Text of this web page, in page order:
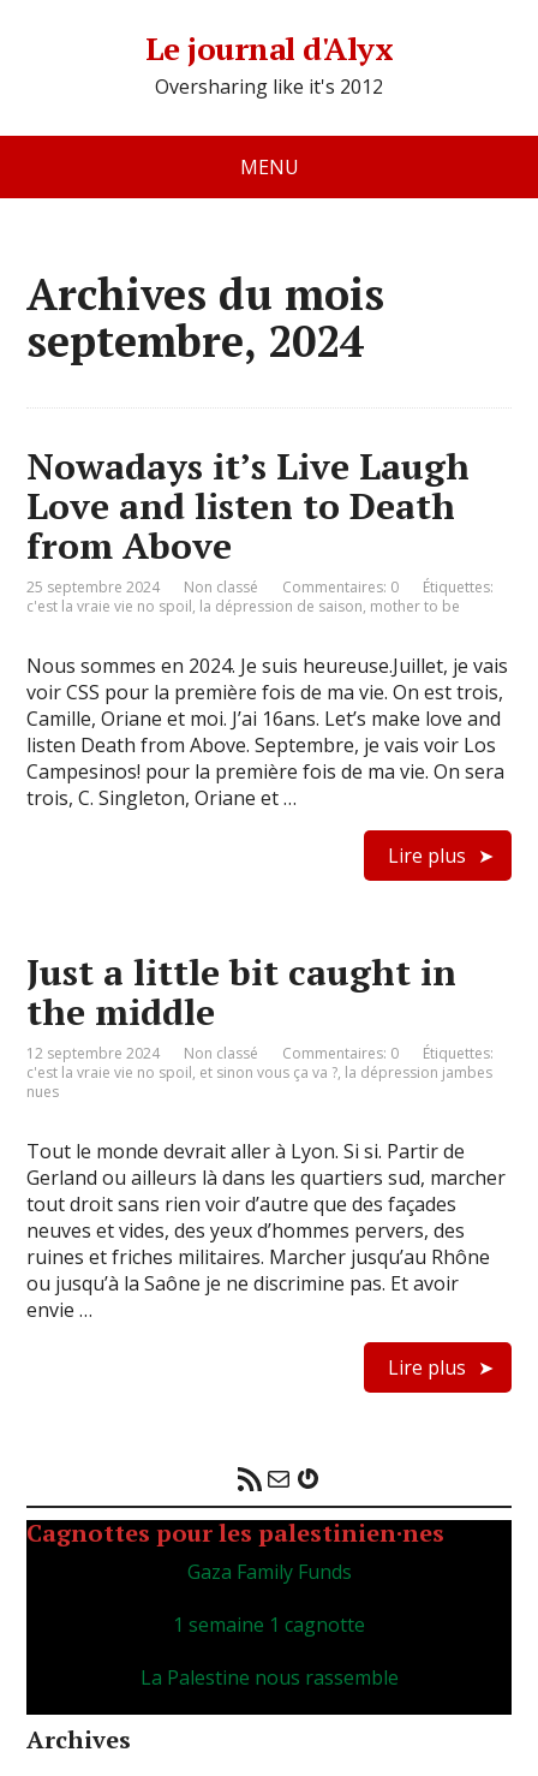
Le journal d'Alyx
Oversharing like it's 2012
MENU
Archives du mois
septembre, 2024
Nowadays it’s Live Laugh
Love and listen to Death
from Above
25 septembre 2024 Non classé Commentaires: 0
Étiquettes:
c'est la vraie vie no spoil, la dépression de saison, mother to be
Nous sommes en 2024. Je suis heureuse.Juillet, je vais
voir CSS pour la première fois de ma vie. On est trois,
Camille, Oriane et moi. J’ai 16ans. Let’s make love and
listen Death from Above. Septembre, je vais voir Los
Campesinos! pour la première fois de ma vie. On sera
trois, C. Singleton, Oriane et …
Lire plus
Just a little bit caught in
the middle
12 septembre 2024 Non classé Commentaires: 0
Étiquettes:
c'est la vraie vie no spoil, et sinon vous ça va ?, la dépression jambes
nues
Tout le monde devrait aller à Lyon. Si si. Partir de
Gerland ou ailleurs là dans les quartiers sud, marcher
tout droit sans rien voir d’autre que des façades
neuves et vides, des yeux d’hommes pervers, des
ruines et friches militaires. Marcher jusqu’au Rhône
ou jusqu’à la Saône je ne discrimine pas. Et avoir
envie …
Lire plus
Flux RSSE-mailGravatar
Cagnottes pour les palestinien·nes
Gaza Family Funds
1 semaine 1 cagnotte
La Palestine nous rassemble
Archives